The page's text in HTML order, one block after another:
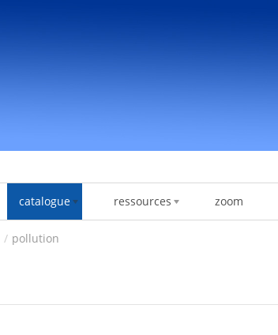
catalogue ressources zoom
/ pollution